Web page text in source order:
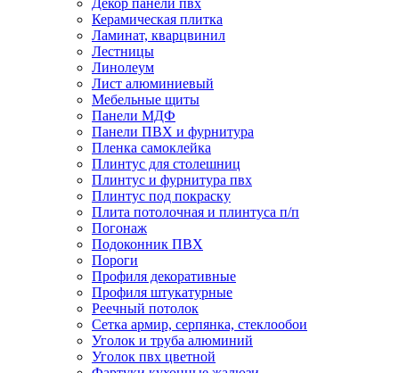
Декор панели пвх
Керамическая плитка
Ламинат, кварцвинил
Лестницы
Линолеум
Лист алюминиевый
Мебельные щиты
Панели МДФ
Панели ПВХ и фурнитура
Пленка самоклейка
Плинтус для столешниц
Плинтус и фурнитура пвх
Плинтус под покраску
Плита потолочная и плинтуса п/п
Погонаж
Подоконник ПВХ
Пороги
Профиля декоративные
Профиля штукатурные
Реечный потолок
Сетка армир, серпянка, стеклообои
Уголок и труба алюминий
Уголок пвх цветной